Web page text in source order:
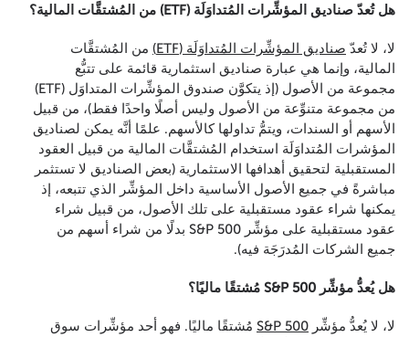
هل تُعدّ صناديق المؤشِّرات المُتداوَلَة (ETF) من المُشتقَّات المالية؟
لا، لا تُعدّ صناديق المؤشِّرات المُتداوَلَة (ETF)
من المُشتقَّات
المالية، وإنما هي عبارة صناديق استثمارية قائمة على تتبُّع
مجموعة من الأصول (إذ يتكوَّن صندوق المؤشِّرات المتداوَل (ETF)
من مجموعة متنوِّعة من الأصول وليس أصلًا واحدًا فقط)، من قبيل
الأسهم أو السندات، ويتمُّ تداولها كالأسهم. علمًا أنَّه يمكن لصناديق
المؤشرات المُتداوَلَة استخدام المُشتقَّات المالية من قبيل العقود
المستقبلية لتحقيق أهدافها الاستثمارية (بعض الصناديق لا تستثمر
مباشرةً في جميع الأصول الأساسية داخل المؤشِّر الذي تتبعه، إذ
يمكنها شراء عقود مستقبلية على تلك الأصول، من قبيل شراء
عقود مستقبلية على مؤشِّر S&P 500 بدلًا من شراء أسهم من
جميع الشركات المُدرَجَة فيه).
هل يُعدُّ مؤشِّر S&P 500 مُشتقًا ماليًا؟
لا، لا يُعدُّ مؤشِّر S&P 500 مُشتقًا ماليًا. فهو أحد مؤشِّرات سوق